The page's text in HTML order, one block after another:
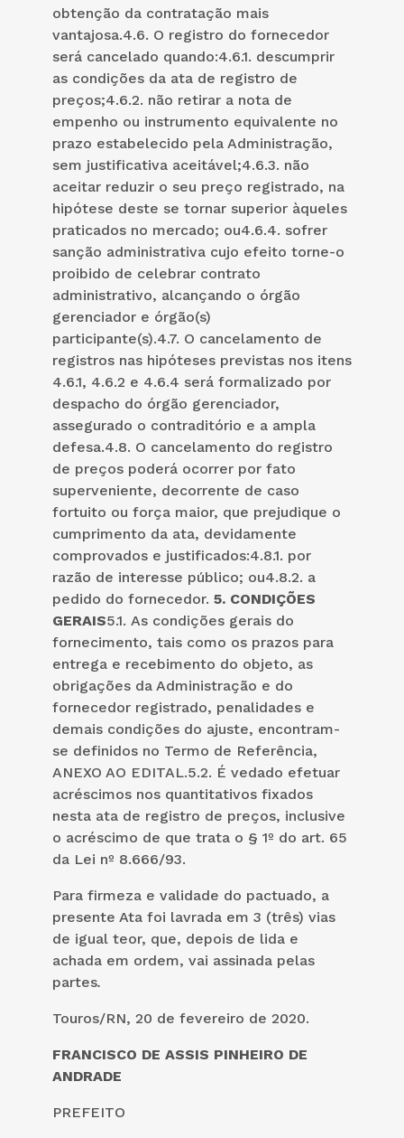
obtenção da contratação mais
vantajosa.4.6. O registro do fornecedor
será cancelado quando:4.6.1. descumprir
as condições da ata de registro de
preços;4.6.2. não retirar a nota de
empenho ou instrumento equivalente no
prazo estabelecido pela Administração,
sem justificativa aceitável;4.6.3. não
aceitar reduzir o seu preço registrado, na
hipótese deste se tornar superior àqueles
praticados no mercado; ou4.6.4. sofrer
sanção administrativa cujo efeito torne-o
proibido de celebrar contrato
administrativo, alcançando o órgão
gerenciador e órgão(s)
participante(s).4.7. O cancelamento de
registros nas hipóteses previstas nos itens
4.6.1, 4.6.2 e 4.6.4 será formalizado por
despacho do órgão gerenciador,
assegurado o contraditório e a ampla
defesa.4.8. O cancelamento do registro
de preços poderá ocorrer por fato
superveniente, decorrente de caso
fortuito ou força maior, que prejudique o
cumprimento da ata, devidamente
comprovados e justificados:4.8.1. por
razão de interesse público; ou4.8.2. a
pedido do fornecedor. 5. CONDIÇÕES
GERAIS5.1. As condições gerais do
fornecimento, tais como os prazos para
entrega e recebimento do objeto, as
obrigações da Administração e do
fornecedor registrado, penalidades e
demais condições do ajuste, encontram-
se definidos no Termo de Referência,
ANEXO AO EDITAL.5.2. É vedado efetuar
acréscimos nos quantitativos fixados
nesta ata de registro de preços, inclusive
o acréscimo de que trata o § 1º do art. 65
da Lei nº 8.666/93.
Para firmeza e validade do pactuado, a
presente Ata foi lavrada em 3 (três) vias
de igual teor, que, depois de lida e
achada em ordem, vai assinada pelas
partes.
Touros/RN, 20 de fevereiro de 2020.
FRANCISCO DE ASSIS PINHEIRO DE
ANDRADE
PREFEITO